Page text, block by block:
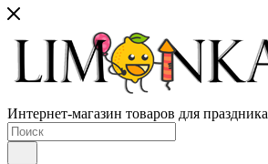
Интернет-магазин товаров для праздника